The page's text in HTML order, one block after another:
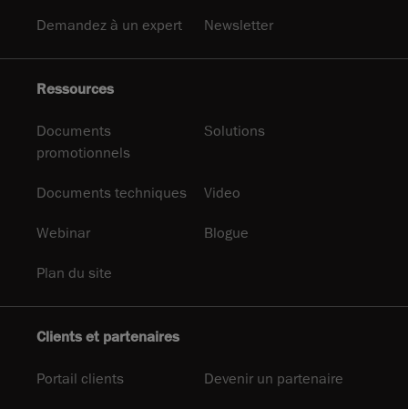
Demandez à un expert Newsletter
Ressources
Documents
promotionnels
Solutions
Documents techniques Video
Webinar Blogue
Plan du site
Clients et partenaires
Portail clients Devenir un partenaire